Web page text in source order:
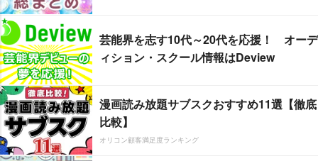
芸能界を志す10代～20代を応援！ オーデ
ィション・スクール情報はDeview
漫画読み放題サブスクおすすめ11選【徹底
比較】
オリコン顧客満足度ランキング